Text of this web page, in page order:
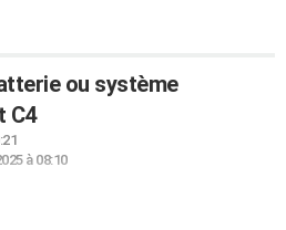
ou système
C4
à 08:10